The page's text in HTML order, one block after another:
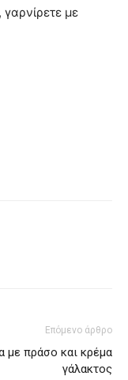
με
Επόμενο άρθρο
με πράσο και κρέμα
γάλακτος